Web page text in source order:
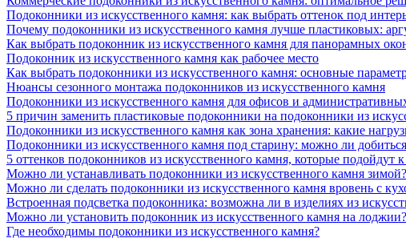
Подоконники из искусственного камня: как выбрать оттенок под
Почему подоконники из искусственного камня лучше пластиковых:
Как выбрать подоконник из искусственного камня для панорамных
Подоконник из искусственного камня как рабочее место
Как выбрать подоконники из искусственного камня: основные
Нюансы сезонного монтажа подоконников из искусственного камня
Подоконники из искусственного камня для офисов и
5 причин заменить пластиковые подоконники на подоконники из
Подоконники из искусственного камня как зона хранения: какие
Подоконники из искусственного камня под старину: можно ли
5 оттенков подоконников из искусственного камня, которые подойдут
Можно ли устанавливать подоконники из искусственного камня зимой?
Можно ли сделать подоконники из искусственного камня вровень с
Встроенная подсветка подоконника: возможна ли в изделиях из
Можно ли установить подоконник из искусственного камня на лоджии?
Где необходимы подоконники из искусственного камня?